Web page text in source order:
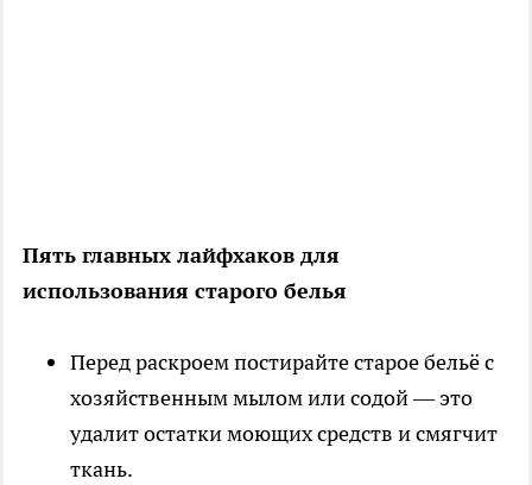
Пять главных лайфхаков для
использования старого белья
Перед раскроем постирайте старое бельё с
хозяйственным мылом или содой — это
удалит остатки моющих средств и смягчит
ткань.